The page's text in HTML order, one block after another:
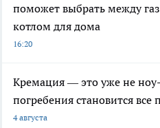
поможет выбрать между
котлом для дома
16:20
Кремация — это уже не
погребения становится все
4 августа